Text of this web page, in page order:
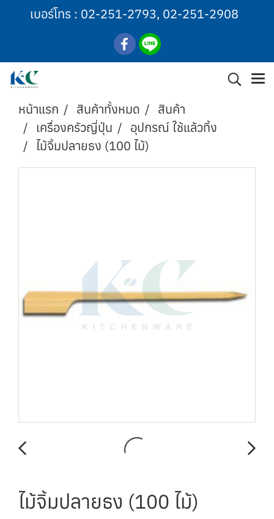
เบอร์โทร : 02-251-2793, 02-251-2908
หน้าแรก สินค้าทั้งหมด
สินค้า
เครื่องครัวญี่ปุ่น
อุปกรณ์ ใช้แล้วทิ้ง
ไม้จิ้มปลายธง (100 ไม้)
ไม้จิ้มปลายธง (100 ไม้)